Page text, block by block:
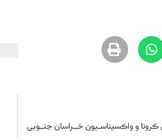
و واڪسیناسـیون خــراسان جنــوبی